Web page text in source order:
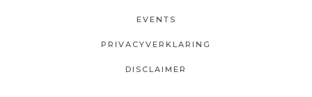
EVENTS
PRIVACYVERKLARING
DISCLAIMER